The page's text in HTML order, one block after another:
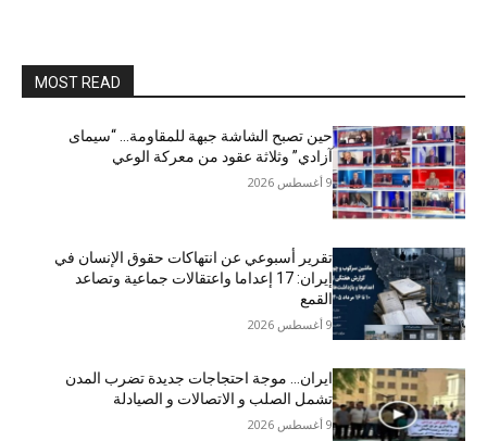
MOST READ
حين تصبح الشاشة جبهة للمقاومة… “سيمای
آزادي” وثلاثة عقود من معركة الوعي
9 أغسطس 2026
تقرير أسبوعي عن انتهاكات حقوق الإنسان في
إيران: 17 إعداما واعتقالات جماعية وتصاعد
القمع
9 أغسطس 2026
ایران… موجة احتجاجات جديدة تضرب المدن
تشمل الصلب و الاتصالات و الصیادلة
9 أغسطس 2026